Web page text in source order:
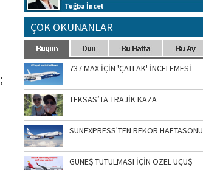
Tuğba İncel
ÇOK OKUNANLAR
737 MAX İÇİN 'ÇATLAK' İNCELEMESİ
TEKSAS’TA TRAJİK KAZA
SUNEXPRESS'TEN REKOR HAFTASONU
GÜNEŞ TUTULMASI İÇİN ÖZEL UÇUŞ